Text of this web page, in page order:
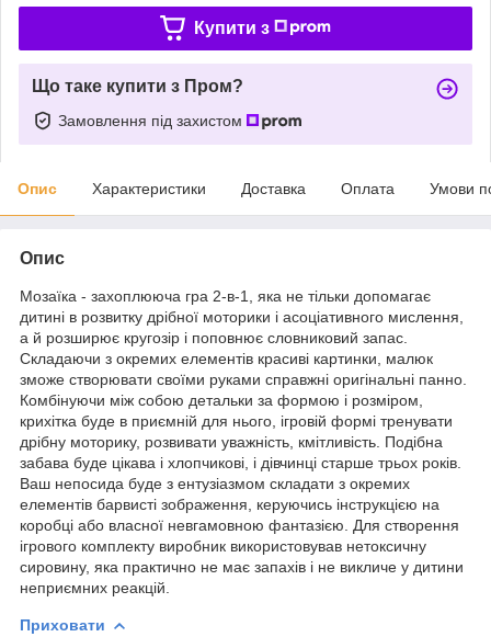
Купити з
Що таке купити з Пром?
Замовлення під захистом
Опис Характеристики Доставка Оплата Умови
Опис
Мозаїка - захоплююча гра 2-в-1, яка не тільки допомагає
дитині в розвитку дрібної моторики і асоціативного мислення,
а й розширює кругозір і поповнює словниковий запас.
Складаючи з окремих елементів красиві картинки, малюк
зможе створювати своїми руками справжні оригінальні панно.
Комбінуючи між собою детальки за формою і розміром,
крихітка буде в приємній для нього, ігровій формі тренувати
дрібну моторику, розвивати уважність, кмітливість. Подібна
забава буде цікава і хлопчикові, і дівчинці старше трьох років.
Ваш непосида буде з ентузіазмом складати з окремих
елементів барвисті зображення, керуючись інструкцією на
коробці або власної невгамовною фантазією. Для створення
ігрового комплекту виробник використовував нетоксичну
сировину, яка практично не має запахів і не викличе у дитини
неприємних реакцій.
Приховати